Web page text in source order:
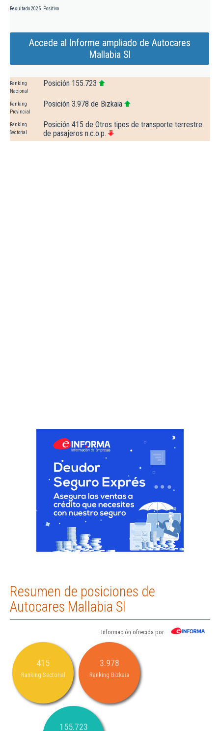
Resultado 2025 Positivo
Accede al Informe ampliado de Autocares
Mallabia Sl
Ranking
Nacional
Posición 155.723
Ranking
Provincial
Posición 3.978 de Bizkaia
Ranking
Sectorial
Posición 415 de Otros tipos de transporte terrestre
de pasajeros n.c.o.p.
Resumen de posiciones de
Autocares Mallabia Sl
Información ofrecida por
415
Ranking Sectorial
3.978
Ranking Bizkaia
155.723